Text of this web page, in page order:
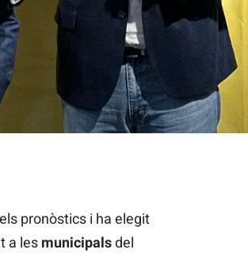
Puig, després de la jornada electoral / ACN
pronòstics i ha elegit
a les municipalsdel